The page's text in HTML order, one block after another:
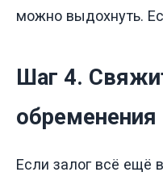
можно выдохнуть.
Шаг 4.
обременения
Если залог всё ещё